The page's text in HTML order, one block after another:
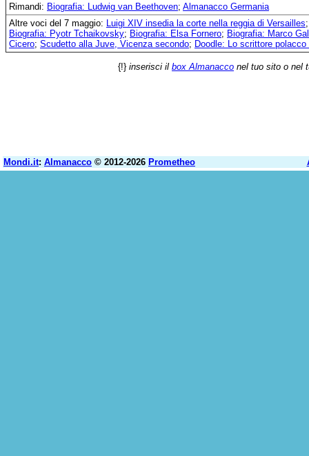
Rimandi: Biografia: Ludwig van Beethoven; Almanacco Germania
Altre voci del 7 maggio: Luigi XIV insedia la corte nella reggia di Versailles
Biografia: Pyotr Tchaikovsky; Biografia: Elsa Fornero; Biografia: Marco
Cicero; Scudetto alla Juve, Vicenza secondo; Doodle: Lo scrittore polacco
{!} inserisci il box Almanacco nel tuo sito o nel
Mondi.it: Almanacco © 2012-2026 Prometheo